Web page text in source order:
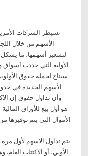
تسيطر الشركات
الأسهم من خلال
لتسعير أسهمها، ما
الأولية التي حددت
سيتاح لحملة حقوق
الأسهم الجديدة في
وأن تداول حقوق إن
الأموال التي يتم
يتم تداول الاسهم لأول
الأولي، أو الاكتتاب